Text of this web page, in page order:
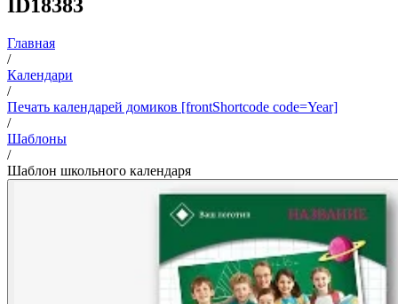
ID18383
Главная
/
Календари
/
Печать календарей домиков [frontShortcode code=Year]
/
Шаблоны
/
Шаблон школьного календаря